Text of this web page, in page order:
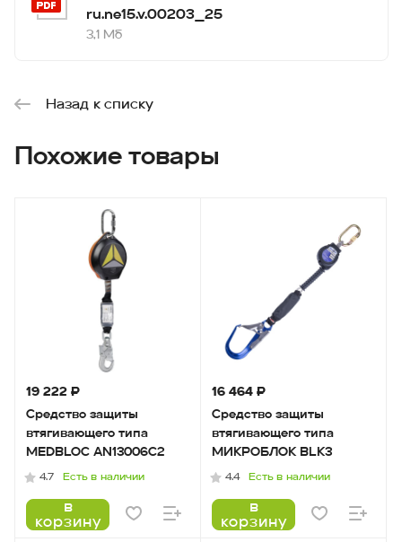
ru.ne15.v.00203_25
3,1 Мб
Назад к списку
Похожие товары
19 222 ₽
Средство защиты
втягивающего типа
MEDBLOC AN13006C2
4.7 Есть в наличии
в
корзину
16 464 ₽
Средство защиты
втягивающего типа
МИКРОБЛОК BLK3
4.4 Есть в наличии
в
корзину